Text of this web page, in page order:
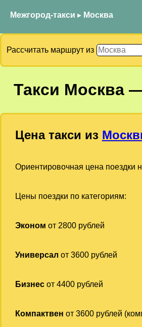
Межгород-такси ▸ Москва
Рассчитать маршрут из
Такси Москва
Цена такси из
Ориентировочная цена поездки
Цены поездки по категориям:
Эконом от 2800 рублей
Универсал от 3600 рублей
Бизнесот 4400 рублей
Компактвен от 3600 рублей